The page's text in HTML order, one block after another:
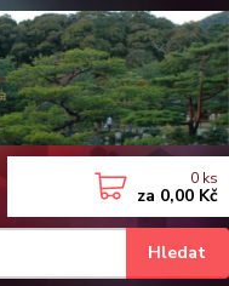
Hledat
0 ks
za 0,00 Kč